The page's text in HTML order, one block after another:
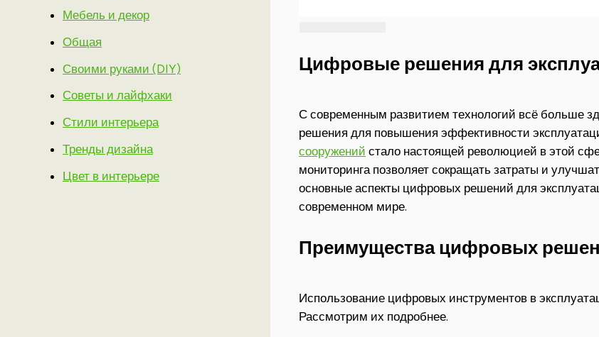
Мебель и декор
Общая
Своими руками (DIY)
Советы и лайфхаки
Стили интерьера
Тренды дизайна
Цвет в интерьере
Цифровые решения для
С современным развитием технологий всё больше
решения для повышения эффективности
сооружений стало настоящей революцией в этой
мониторинга позволяет сокращать затраты и
основные аспекты цифровых решений для
современном мире.
Преимущества цифровых
Использование цифровых инструментов в
Рассмотрим их подробнее.